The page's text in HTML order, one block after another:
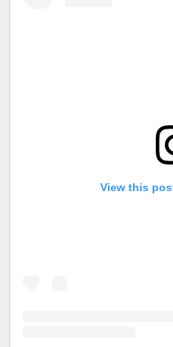
View this